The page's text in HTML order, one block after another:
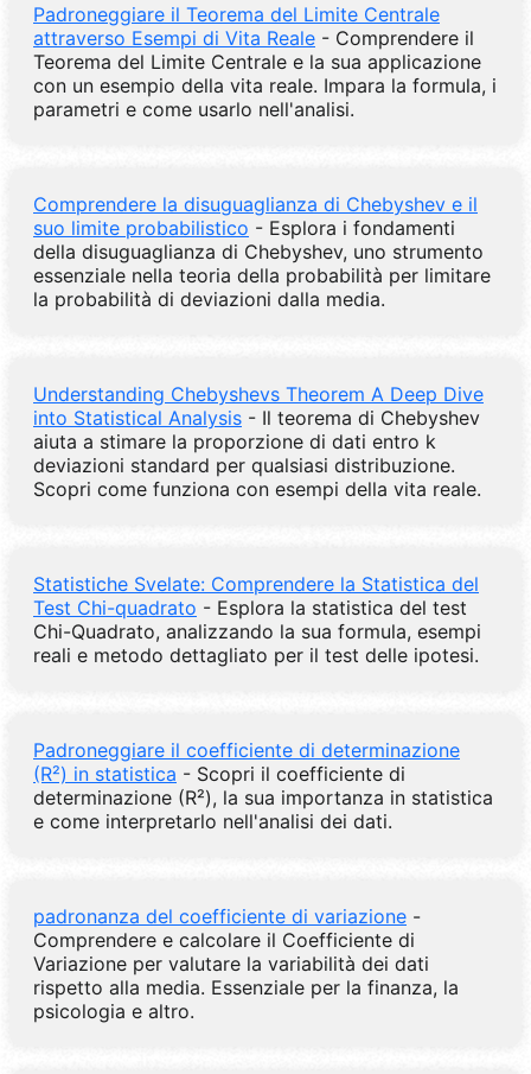
Padroneggiare il Teorema del Limite Centrale
attraverso Esempi di Vita Reale - Comprendere il
Teorema del Limite Centrale e la sua applicazione
con un esempio della vita reale. Impara la formula, i
parametri e come usarlo nell'analisi.
Comprendere la disuguaglianza di Chebyshev e il
suo limite probabilistico - Esplora i fondamenti
della disuguaglianza di Chebyshev, uno strumento
essenziale nella teoria della probabilità per limitare
la probabilità di deviazioni dalla media.
Understanding Chebyshevs Theorem A Deep Dive
into Statistical Analysis - Il teorema di Chebyshev
aiuta a stimare la proporzione di dati entro k
deviazioni standard per qualsiasi distribuzione.
Scopri come funziona con esempi della vita reale.
Statistiche Svelate: Comprendere la Statistica del
Test Chi-quadrato - Esplora la statistica del test
Chi-Quadrato, analizzando la sua formula, esempi
reali e metodo dettagliato per il test delle ipotesi.
Padroneggiare il coefficiente di determinazione
(R²) in statistica - Scopri il coefficiente di
determinazione (R²), la sua importanza in statistica
e come interpretarlo nell'analisi dei dati.
padronanza del coefficiente di variazione -
Comprendere e calcolare il Coefficiente di
Variazione per valutare la variabilità dei dati
rispetto alla media. Essenziale per la finanza, la
psicologia e altro.